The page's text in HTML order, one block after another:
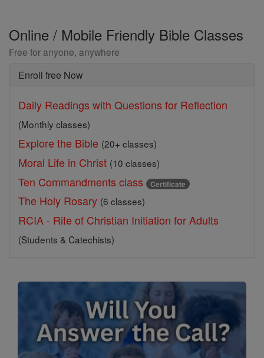
Online / Mobile Friendly Bible Classes
Free for anyone, anywhere
Enroll free Now
Daily Readings with Questions for Reflection
(Monthly classes)
Explore the Bible (20+ classes)
Moral Life in Christ (10 classes)
Ten Commandments class Certificate
The Holy Rosary (6 classes)
RCIA - Rite of Christian Initiation for Adults
(Students & Catechists)